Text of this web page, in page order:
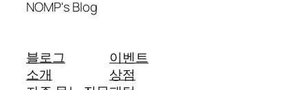
NOMP's Blog
블로그
소개
이벤트
상점